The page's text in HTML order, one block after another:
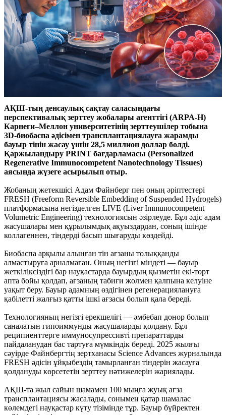
АҚШ-тың денсаулық сақтау саласындағы
перспективалық зерттеу жобалары агенттігі (ARPA-H)
Карнеги–Меллон университетінің зерттеушілер тобына
3D-биобаспа әдісімен трансплантациялауға жарамды
бауыр тінін жасау үшін 28,5 миллион доллар бөлді.
Қаржыландыру PRINT бағдарламасы (Personalized
Regenerative Immunocompetent Nanotechnology Tissues)
аясында жүзеге асырылып отыр.
Жобаның жетекшісі Адам Файнберг пен оның әріптестері
FRESH (Freeform Reversible Embedding of Suspended Hydrogels)
платформасына негізделген LIVE (Liver Immunocompetent
Volumetric Engineering) технологиясын әзірлеуде. Бұл әдіс адам
жасушалары мен құрылымдық ақуыздардан, соның ішінде
коллагеннен, тіндерді басып шығаруды көздейді.
Биобаспа арқылы алынған тін ағзаны толыққанды
алмастыруға арналмаған. Оның негізгі міндеті — бауыр
жеткіліксіздігі бар науқастарда бауырдың қызметін екі-төрт
апта бойы қолдап, ағзаның табиғи жолмен қалпына келуіне
уақыт беру. Бауыр адамның өздігінен регенерациялануға
қабілетті жалғыз қатты ішкі ағзасы болып қала береді.
Технологияның негізгі ерекшелігі — әмбебап донор болып
саналатын гипоиммунды жасушаларды қолдану. Бұл
реципиенттерге иммуносупрессивті препараттарды
пайдаланудан бас тартуға мүмкіндік береді. 2025 жылғы
сәуірде Файнбергтің зертханасы Science Advances журналында
FRESH әдісін ұйқыбездің тамырланған тіндерін жасауға
қолдануды көрсететін зерттеу нәтижелерін жариялады.
АҚШ-та жыл сайын шамамен 100 мыңға жуық ағза
трансплантациясы жасалады, сонымен қатар шамалас
көлемдегі науқастар күту тізімінде тұр. Бауыр бүйректен